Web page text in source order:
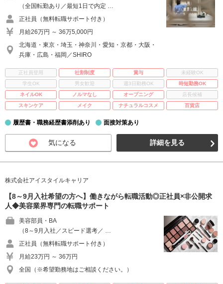
（全国転勤あり／最短1日で内定 …
正社員（無料転職サポート付き）
月給26万円 ～ 36万5,000円
北海道・東京・埼玉・神奈川・愛知・京都・大阪・
兵庫・広島・福岡／SHIRO
正社員登用 社割制度 賞与
未経験OK
学生OK
男女歓迎 週3日勤務OK
時短勤務OK
ネイルOK
ノルマなし オープニング
店長候補
スキンケア
メイク ナチュラルコスメ 百貨店
履歴書・職務経歴書添削あり 面接対策あり
気になる 詳細を見る
株式会社アイスタイルキャリア
【8～9月入社希望の方へ】働きながら転職活動◎正社員×非公開求
人◆美容業界専門の転職サポート
美容部員・BA
（8～9月入社／スピード選考／ …
正社員（無料転職サポート付き）
月給23万円 ～ 36万円
全国（※希望勤務地はご相談ください。）